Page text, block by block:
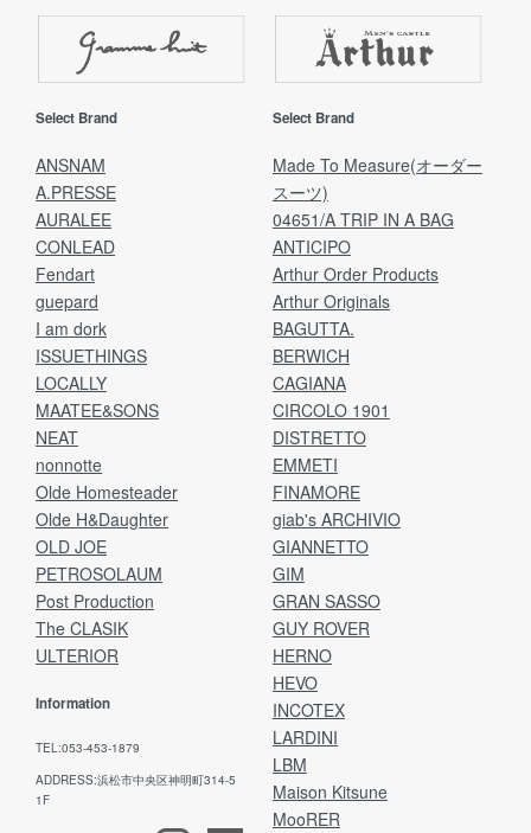
Select Brand
ANSNAM
A.PRESSE
AURALEE
CONLEAD
Fendart
guepard
I am dork
ISSUETHINGS
LOCALLY
MAATEE&SONS
NEAT
nonnotte
Olde Homesteader
Olde H&Daughter
OLD JOE
PETROSOLAUM
Post Production
The CLASIK
ULTERIOR
Information
TEL:053-453-1879
ADDRESS:浜松市中央区神明町314-5
1F
Select Brand
Made To Measure(オーダー
スーツ)
04651/A TRIP IN A BAG
ANTICIPO
Arthur Order Products
Arthur Originals
BAGUTTA.
BERWICH
CAGIANA
CIRCOLO 1901
DISTRETTO
EMMETI
FINAMORE
giab's ARCHIVIO
GIANNETTO
GIM
GRAN SASSO
GUY ROVER
HERNO
HEVO
INCOTEX
LARDINI
LBM
Maison Kitsune
MooRER